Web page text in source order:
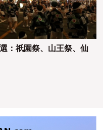
：祇園祭、山王祭、仙